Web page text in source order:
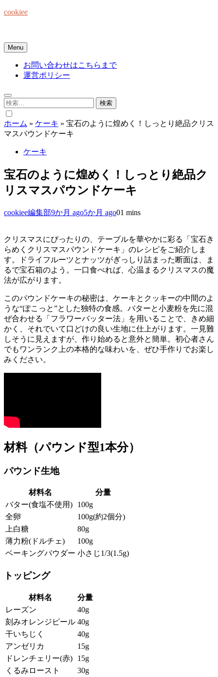
Skip
cookiee
Menu
お問い合わせはこちらまで
運営ポリシー
検
索:
ホーム » ケーキ » 宝石のように煌めく！しっとり絶品クリス
マスパウンドケーキ
ケーキ
宝石のように煌めく！しっとり絶品ク
リスマスパウンドケーキ
cookiee編集部9か月 ago5か月 ago01 mins
クリスマスにぴったりの、テーブルを華やかに彩る「宝石き
らめくクリスマスパウンドケーキ」のレシピをご紹介しま
す。ドライフルーツとナッツがぎっしり詰まった断面は、ま
るで宝石箱のよう。一口食べれば、心温まるクリスマスの魔
法が広がります。
このパウンドケーキの秘密は、ケーキとクッキーの中間のよ
うな“ぽこっと”とした独特の食感。バターと小麦粉を先に混
ぜ合わせる「フラワーバッター法」を用いることで、きめ細
かく、それでいて口どけの良い生地に仕上がります。一見難
しそうに見えますが、作り始めると意外と簡単。初心者さん
でもワンランク上の本格的な味わいを、ぜひ手作りでお楽し
みください。
材料（パウンド型1本分）
パウンド生地
材料名
分量
バター(食塩不使用)
100g
全卵
100g(約2個分)
上白糖
80g
薄力粉(ドルチェ)
100g
ベーキングパウダー 小さじ1/3(1.5g)
トッピング
材料名
分量
レーズン
40g
刻みオレンジピール 40g
干いちじく
40g
アンゼリカ
15g
ドレンチェリー(赤)
15g
くるみロースト
30g